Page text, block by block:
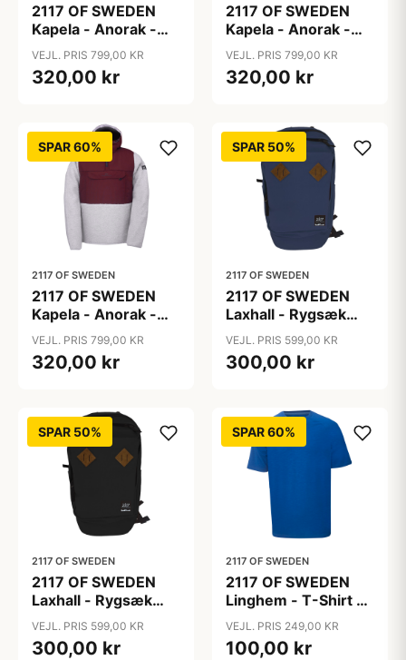
2117 OF SWEDEN
Kapela - Anorak -
Herre - Rød/Grå - M
VEJL. PRIS 799,00 KR
320,00 kr
2117 OF SWEDEN
Kapela - Anorak -
Herre - Rød/Grå - XL
VEJL. PRIS 799,00 KR
320,00 kr
SPAR 60%
2117 OF SWEDEN
2117 OF SWEDEN
Kapela - Anorak -
Herre - Rød/Grå -
XXL
VEJL. PRIS 799,00 KR
320,00 kr
SPAR 50%
2117 OF SWEDEN
2117 OF SWEDEN
Laxhall - Rygsæk
30L - Navy
VEJL. PRIS 599,00 KR
300,00 kr
SPAR 50%
2117 OF SWEDEN
2117 OF SWEDEN
Laxhall - Rygsæk
30L - Sort
VEJL. PRIS 599,00 KR
300,00 kr
SPAR 60%
2117 OF SWEDEN
2117 OF SWEDEN
Linghem - T-Shirt -
Blå - Str. 3XL
VEJL. PRIS 249,00 KR
100,00 kr